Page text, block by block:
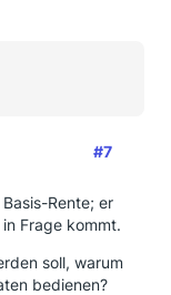
#7
Rente; er
Frage kommt.
soll, warum
bedienen?